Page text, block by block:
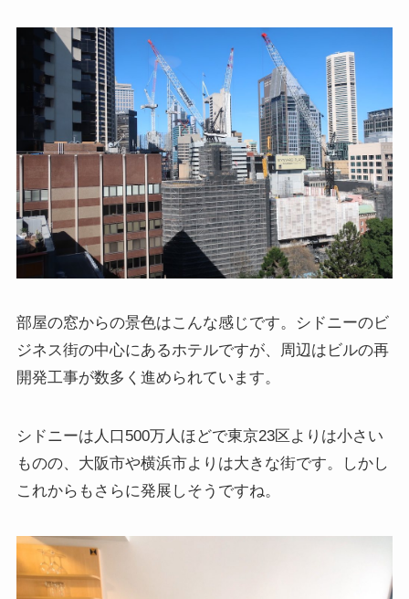
部屋の窓からの景色はこんな感じです。シドニーのビ
ジネス街の中心にあるホテルですが、周辺はビルの再
開発工事が数多く進められています。
シドニーは人口500万人ほどで東京23区よりは小さい
ものの、大阪市や横浜市よりは大きな街です。しかし
これからもさらに発展しそうですね。